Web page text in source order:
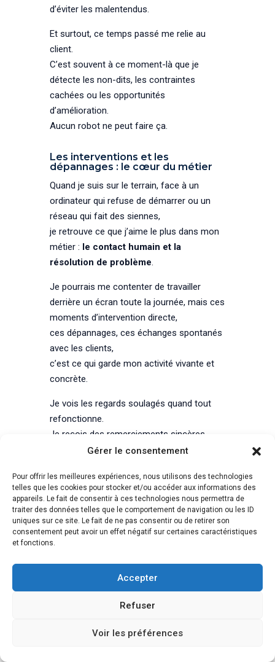
Gérer le consentement
Pour offrir les meilleures expériences, nous utilisons des technologies
telles que les cookies pour stocker et/ou accéder aux informations des
appareils. Le fait de consentir à ces technologies nous permettra de
traiter des données telles que le comportement de navigation ou les ID
uniques sur ce site. Le fait de ne pas consentir ou de retirer son
consentement peut avoir un effet négatif sur certaines caractéristiques
et fonctions.
Accepter
Refuser
Voir les préférences
d’éviter les malentendus.
Et surtout, ce temps passé me relie au
client.
C’est souvent à ce moment-là que je
détecte les non-dits, les contraintes
cachées ou les opportunités
d’amélioration.
Aucun robot ne peut faire ça.
Les interventions et les
dépannages : le cœur du métier
Quand je suis sur le terrain, face à un
ordinateur qui refuse de démarrer ou un
réseau qui fait des siennes,
je retrouve ce que j’aime le plus dans mon
métier : le contact humain et la
résolution de problème.
Je pourrais me contenter de travailler
derrière un écran toute la journée, mais ces
moments d’intervention directe,
ces dépannages, ces échanges spontanés
avec les clients,
c’est ce qui garde mon activité vivante et
concrète.
Je vois les regards soulagés quand tout
refonctionne.
Je reçois des remerciements sincères,
parfois un café offert, et ça me rappelle
pas juste pour vendre des services en ligne,
mais pouraider des gens réels à
retrouver leur sérénité numérique.
Les imprévus : un passage obligé
Le client qui m’appelle paniqué à cause d’un
bloquée alors qu’il attend un devis